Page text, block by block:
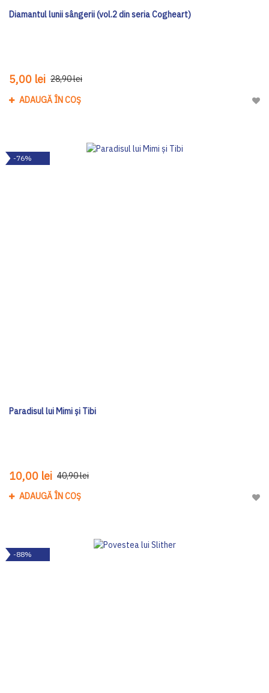
Diamantul lunii sângerii (vol.2 din seria Cogheart)
5,00 lei 28,90 lei
ADAUGĂ ÎN COȘ
-76%
Paradisul lui Mimi şi Tibi
10,00 lei 40,90 lei
ADAUGĂ ÎN COȘ
-88%